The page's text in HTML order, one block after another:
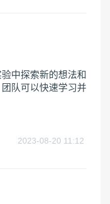
中探索新的想法和
队可以快速学习并
2023-08-20 11:12